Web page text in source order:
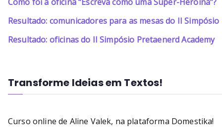
Resultado: comunicadores para as mesas do II
Resultado: oficinas do II Simpósio Pretaenerd Academy
Transforme Ideias em Textos!
Curso online de Aline Valek, na plataforma Domestika!